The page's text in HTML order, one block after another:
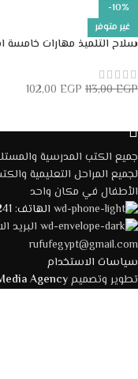
-10%
غير متوفر
سلاح التلميذ مهارات خامسة
113,00EGP
102,00 EGP
جميع الكتب المدرسية
لجميع المراحل التعليمية
الأطفال في مكان واحد
الهاتف: 01040184241
البريد
rufufegypt@gmail.com
سياسات الاستخدام
تطوير وتصميمAgency